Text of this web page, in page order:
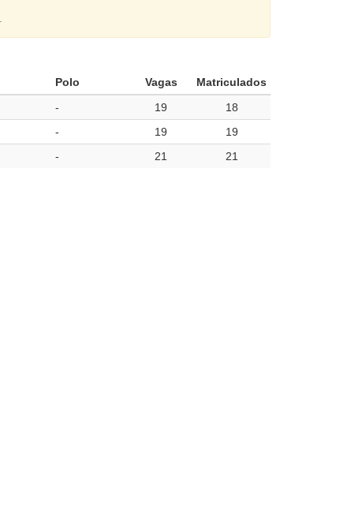
Polo Vagas
Matriculados
- 19
18
- 19
19
- 21 21